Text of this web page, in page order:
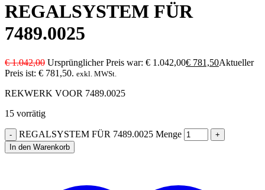
REGALSYSTEM FÜR
7489.0025
€1.042,00 Ursprünglicher Preis war: € 1.042,00€ 781,50Aktueller
Preis ist: € 781,50. exkl. MWSt.
REKWERK VOOR 7489.0025
15 vorrätig
REGALSYSTEM FÜR 7489.0025 Menge
In den Warenkorb